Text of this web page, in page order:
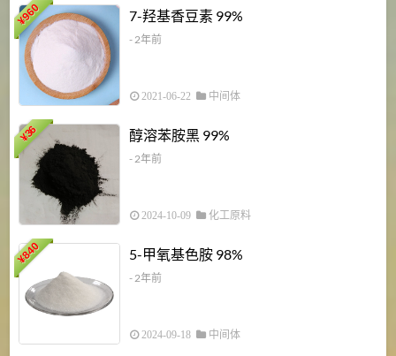
¥
960 7-羟基香豆素 99%
- 2年前
2021-06-22 中间体
¥
36 醇溶苯胺黑 99%
- 2年前
2024-10-09 化工原料
¥
840 5-甲氧基色胺 98%
- 2年前
2024-09-18 中间体